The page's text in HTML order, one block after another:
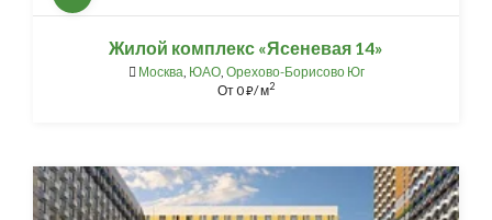
Жилой комплекс «Ясеневая 14»
Москва ЮАО, Орехово-Борисово Юг
От0⃏/ м2